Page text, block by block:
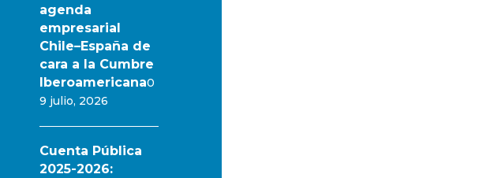
agenda
empresarial
Chile–España de
cara a la Cumbre
Iberoamericana0
9 julio, 2026
Cuenta Pública
2025-2026: